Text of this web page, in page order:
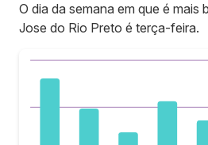
O dia da semana em que é mais
Jose do Rio Preto é terça-feira.